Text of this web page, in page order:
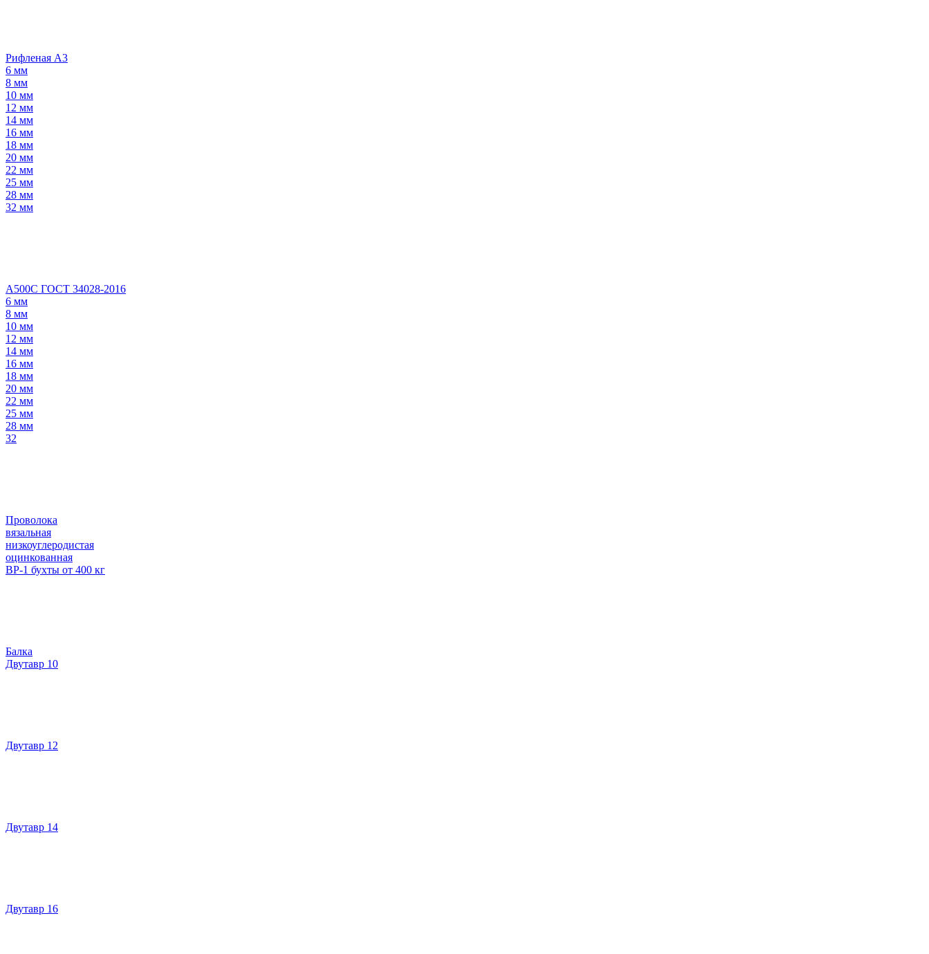
Рифленая А3
6 мм
8 мм
10 мм
12 мм
14 мм
16 мм
18 мм
20 мм
22 мм
25 мм
28 мм
32 мм
А500С ГОСТ 34028-2016
6 мм
8 мм
10 мм
12 мм
14 мм
16 мм
18 мм
20 мм
22 мм
25 мм
28 мм
32
Проволока
вязальная
низкоуглеродистая
оцинкованная
ВР-1 бухты от 400 кг
Балка
Двутавр 10
Двутавр 12
Двутавр 14
Двутавр 16